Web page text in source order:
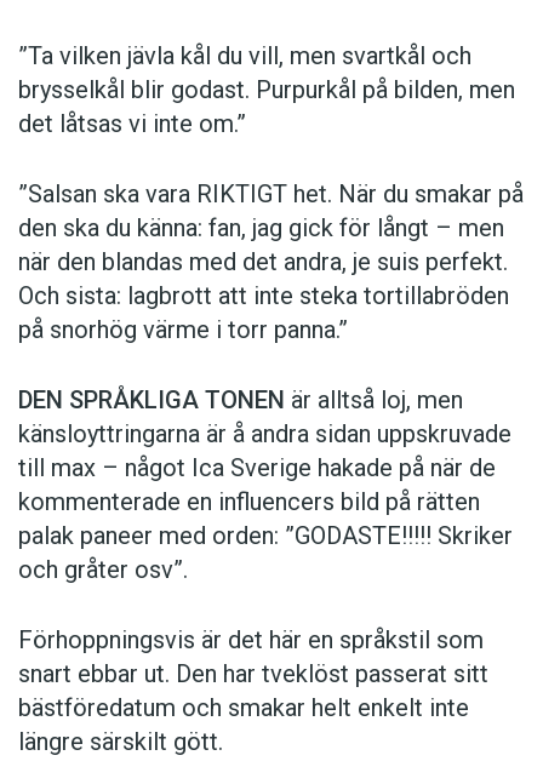
”Ta vilken jävla kål du vill, men svartkål och
brysselkål blir ­godast. ­Purpurkål på bilden, men
det låtsas vi inte om.”
”Salsan ska vara ­RIKTIGT het. När du smakar på
den ska du känna: fan, jag gick för långt – men
när den blandas med det andra, je suis perfekt.
Och sista: lagbrott att inte steka tortillabröden
på snorhög värme i torr panna.”
DEN SPRÅKLIGA TONEN är alltså loj, men
känsloyttringarna är å andra sidan uppskruvade
till max – något Ica Sverige hakade på när de
kommen­terade en influencers bild på rätten
palak paneer med orden: ­”GODASTE!!!!! Skriker
och gråter osv”.
Förhoppningsvis är det här en språkstil som
snart ebbar ut. Den har tveklöst passerat sitt
bästföredatum och smakar helt enkelt inte
längre särskilt gött.